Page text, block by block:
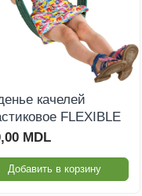
качелей
FLEXIBLE
MDL
Добавить в корзину